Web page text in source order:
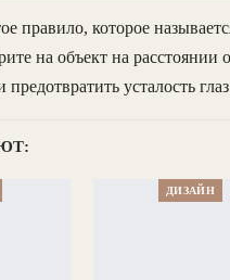
правило, которое
на объект на
предотвратить усталость
ДИЗАЙН